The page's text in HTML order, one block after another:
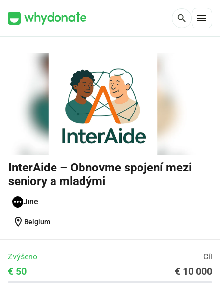
search menu
InterAide – Obnovme spojení mezi
seniory a mladými
Jiné
location_on Belgium
Zvýšeno Cíl
€ 50 € 10 000